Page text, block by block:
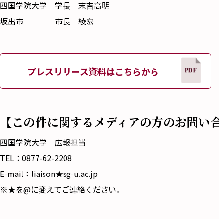
四国学院大学 学長 末吉高明
坂出市 市長 綾宏
プレスリリース資料はこちらから
【この件に関するメディアの方のお問い
四国学院大学 広報担当
TEL：0877-62-2208
E-mail：liaison★sg-u.ac.jp
※★を@に変えてご連絡ください。